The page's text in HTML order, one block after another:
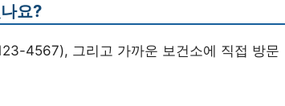
요?
4567), 그리고 가까운 보건소에 직접 방문